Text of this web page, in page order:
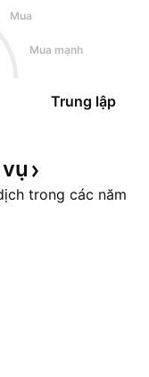
Mua
Mua mạnh
Trung lập
vụ
trong các năm